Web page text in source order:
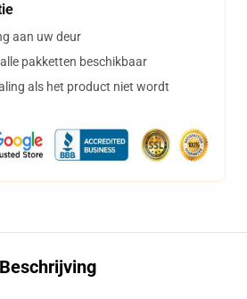
aan uw deur
pakketten beschikbaar
als het product niet wordt
Beschrijving